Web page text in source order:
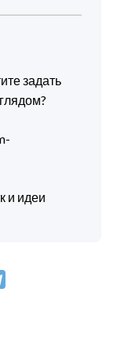
задать
и идеи